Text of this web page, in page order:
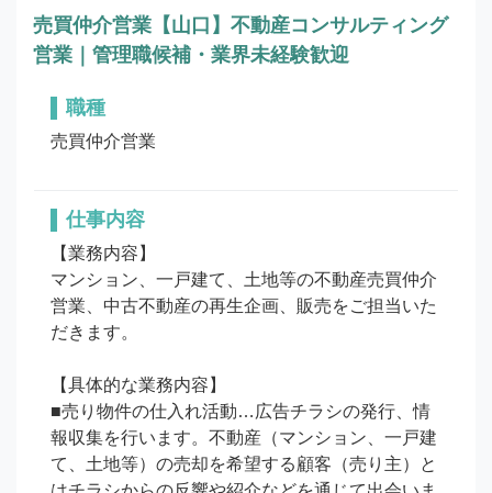
売買仲介営業【山口】不動産コンサルティング
営業｜管理職候補・業界未経験歓迎
職種
売買仲介営業
仕事内容
【業務内容】
マンション、一戸建て、土地等の不動産売買仲介
営業、中古不動産の再生企画、販売をご担当いた
だきます。
【具体的な業務内容】
■売り物件の仕入れ活動…広告チラシの発行、情
報収集を行います。不動産（マンション、一戸建
て、土地等）の売却を希望する顧客（売り主）と